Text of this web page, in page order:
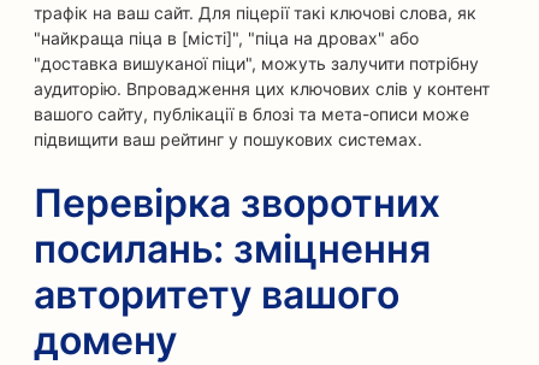
трафік на ваш сайт. Для піцерії такі ключові слова, як
"найкраща піца в [місті]", "піца на дровах" або
"доставка вишуканої піци", можуть залучити потрібну
аудиторію. Впровадження цих ключових слів у контент
вашого сайту, публікації в блозі та мета-описи може
підвищити ваш рейтинг у пошукових системах.
Перевірка зворотних
посилань: зміцнення
авторитету вашого
домену